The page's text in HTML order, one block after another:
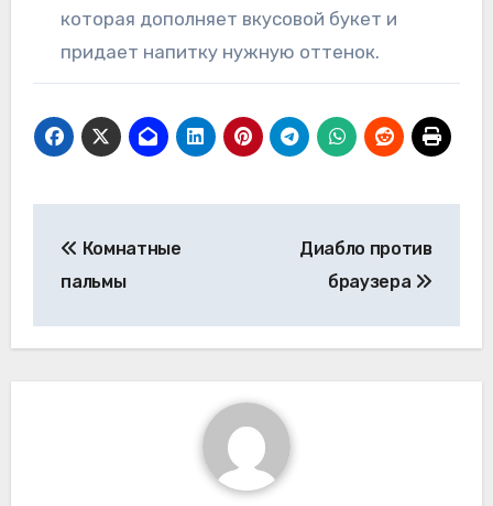
которая дополняет вкусовой букет и
придает напитку нужную оттенок.
по
Комнатные
пальмы
Диабло против
браузера